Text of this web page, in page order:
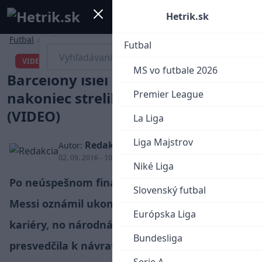
Mobile menu
Hetrik.sk
Futbal
MS vo futbale 2026
Premier League
La Liga
Liga Majstrov
Niké Liga
Slovenský futbal
Európska Liga
Bundesliga
Futbal / Iné
VIDEO
Srdciar Messi bez súhlasu
Barcelony išiel reprezentovať,
nakoniec strelil víťazný gól!
(VIDEO)
Autor: Redakcia
02. 09. 2016 - 10:19
Po neúspešnom finále Copa América síce
Messi oznámil ukončenie reprezentačnej
kariéry, no národná hrdosť ho nakoniec
presvedčila k návratu.